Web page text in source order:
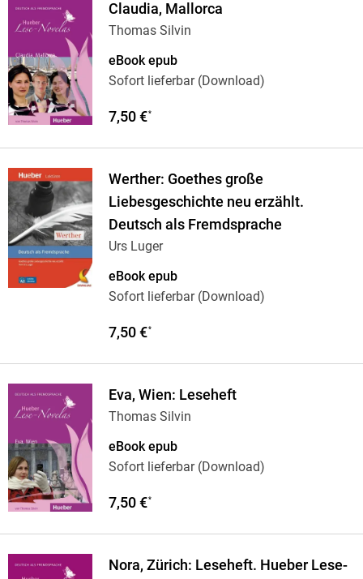
Claudia, Mallorca
Thomas Silvin
eBook epub
Sofort lieferbar (Download)
7,50 €*
Werther: Goethes große
Liebesgeschichte neu erzählt.
Deutsch als Fremdsprache
Urs Luger
eBook epub
Sofort lieferbar (Download)
7,50 €*
Eva, Wien: Leseheft
Thomas Silvin
eBook epub
Sofort lieferbar (Download)
7,50 €*
Nora, Zürich: Leseheft. Hueber Lese-